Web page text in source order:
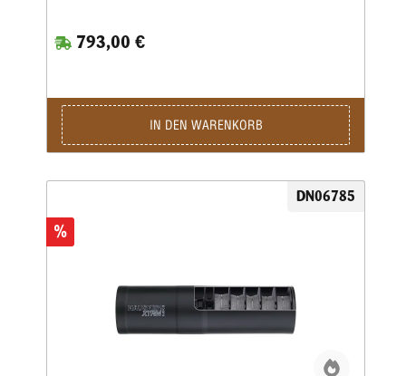
793,00 €
IN DEN WARENKORB
%
DN06785